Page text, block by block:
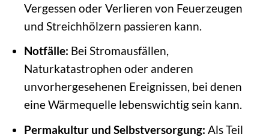
Vergessen oder Verlieren von Feuerzeugen
und Streichhölzern passieren kann.
Notfälle: Bei Stromausfällen,
Naturkatastrophen oder anderen
unvorhergesehenen Ereignissen, bei denen
eine Wärmequelle lebenswichtig sein kann.
Permakultur und Selbstversorgung: Als Teil